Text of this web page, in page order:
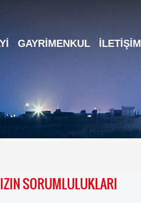
GAYRIMENKUL İLETIŞIM
SORUMLULUKLARI